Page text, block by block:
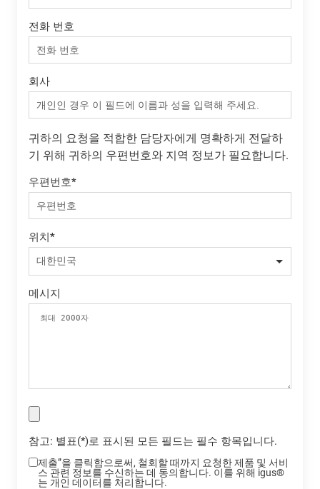
전화 번호
회사
귀하의 요청을 적합한 담당자에게 명확하게 전달하
기 위해 귀하의 우편번호와 지역 정보가 필요합니다.
우편번호*
위치*
메시지
참고: 별표(*)로 표시된 모든 필드는 필수 항목입니다.
제출”을 클릭함으로써, 철회할 때까지 요청한 제품 및 서비
스 관련 정보를 수신하는 데 동의합니다. 이를 위해 igus®
는 개인 데이터를 처리합니다.